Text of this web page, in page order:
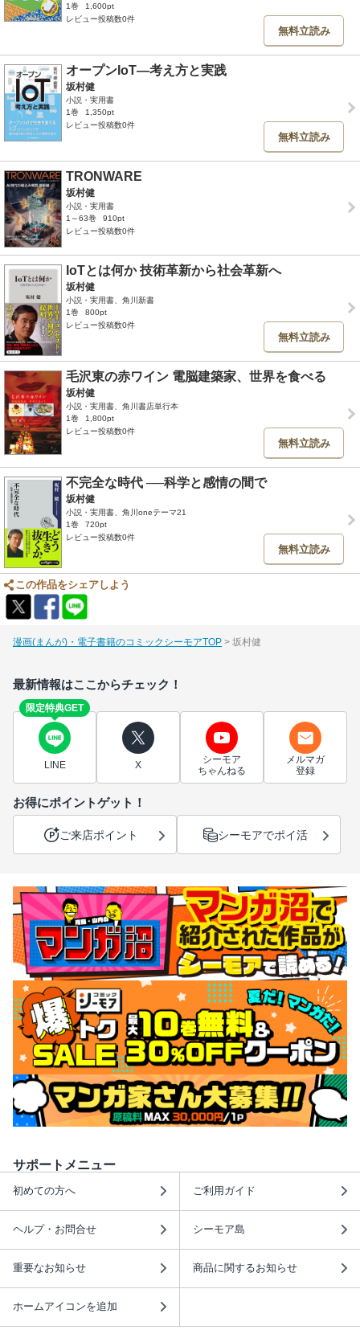
1巻
1,600pt
レビュー投稿数0件
無料立読み
オープンIoT―考え方と実践
坂村健
小説・実用書
1巻
1,350pt
レビュー投稿数0件
無料立読み
TRONWARE
坂村健
小説・実用書
1～63巻
910pt
レビュー投稿数0件
IoTとは何か 技術革新から社会革新へ
坂村健
小説・実用書、角川新書
1巻
800pt
レビュー投稿数0件
無料立読み
毛沢東の赤ワイン 電脳建築家、世界を食べる
坂村健
小説・実用書、角川書店単行本
1巻
1,800pt
レビュー投稿数0件
無料立読み
不完全な時代 ──科学と感情の間で
坂村健
小説・実用書、角川oneテーマ21
1巻
720pt
レビュー投稿数0件
無料立読み
この作品をシェアしよう
漫画(まんが)・電子書籍のコミックシーモアTOP 坂村健
最新情報はここからチェック！
限定特典GET
LINE X
シーモア
ちゃんねる
メルマガ
登録
お得にポイントゲット！
ご来店ポイント シーモアでポイ活
サポートメニュー
初めての方へ ご利用ガイド
ヘルプ・お問合せ シーモア島
重要なお知らせ 商品に関するお知らせ
ホームアイコンを追加